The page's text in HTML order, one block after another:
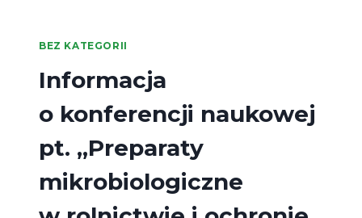
BEZ KATEGORII
Informacja
o konferencji naukowej
pt. „Preparaty
mikrobiologiczne